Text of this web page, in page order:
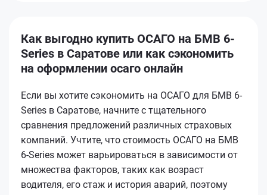
Как выгодно купить ОСАГО на БМВ 6-
Series в Саратове или как сэкономить
на оформлении осаго онлайн
Если вы хотите сэкономить на ОСАГО для БМВ 6-
Series в Саратове, начните с тщательного
сравнения предложений различных страховых
компаний. Учтите, что стоимость ОСАГО на БМВ
6-Series может варьироваться в зависимости от
множества факторов, таких как возраст
водителя, его стаж и история аварий, поэтому